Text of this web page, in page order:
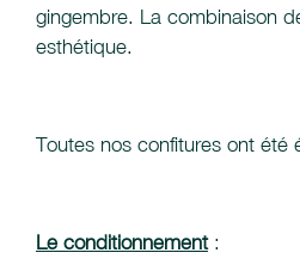
gingembre. La combinaison
esthétique.
Toutes nos confitures ont été
Le conditionnement: